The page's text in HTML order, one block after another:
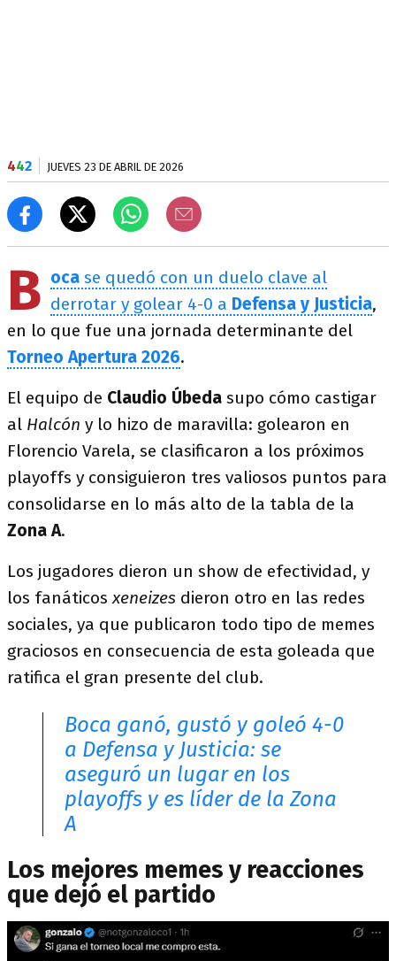
442 JUEVES 23 DE ABRIL DE 2026
B oca se quedó con un duelo clave al
derrotar y golear 4-0 a Defensa y Justicia,
en lo que fue una jornada determinante del
Torneo Apertura 2026.
El equipo de Claudio Úbeda supo cómo castigar
al Halcón y lo hizo de maravilla: golearon en
Florencio Varela, se clasificaron a los próximos
playoffs y consiguieron tres valiosos puntos para
consolidarse en lo más alto de la tabla de la
Zona A.
Los jugadores dieron un show de efectividad, y
los fanáticosxeneizes dieron otro en las redes
sociales, ya que publicaron todo tipo de memes
graciosos en consecuencia de esta goleada que
ratifica el gran presente del club.
Boca ganó, gustó y goleó 4-0
a Defensa y Justicia: se
aseguró un lugar en los
playoffs y es líder de la Zona
A
Los mejores memes y reacciones
que dejó el partido